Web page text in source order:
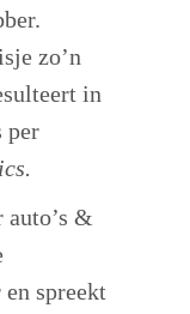
zo’n
in
per
&
spreekt